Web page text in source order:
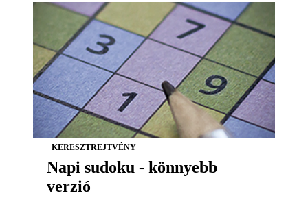
KERESZTREJTVÉNY
Napi sudoku - könnyebb
verzió